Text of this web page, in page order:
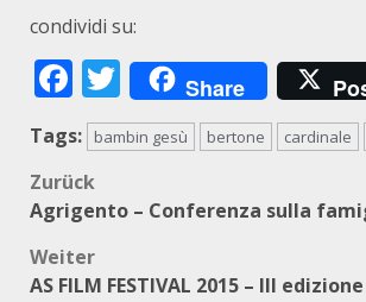
condividi su:
Facebook
Twitter
Share
Tags: bambin gesù bertone cardinale
Beitragsnavigation
Zurück
Agrigento – Conferenza sulla
Weiter
AS FILM FESTIVAL 2015 – III edizione